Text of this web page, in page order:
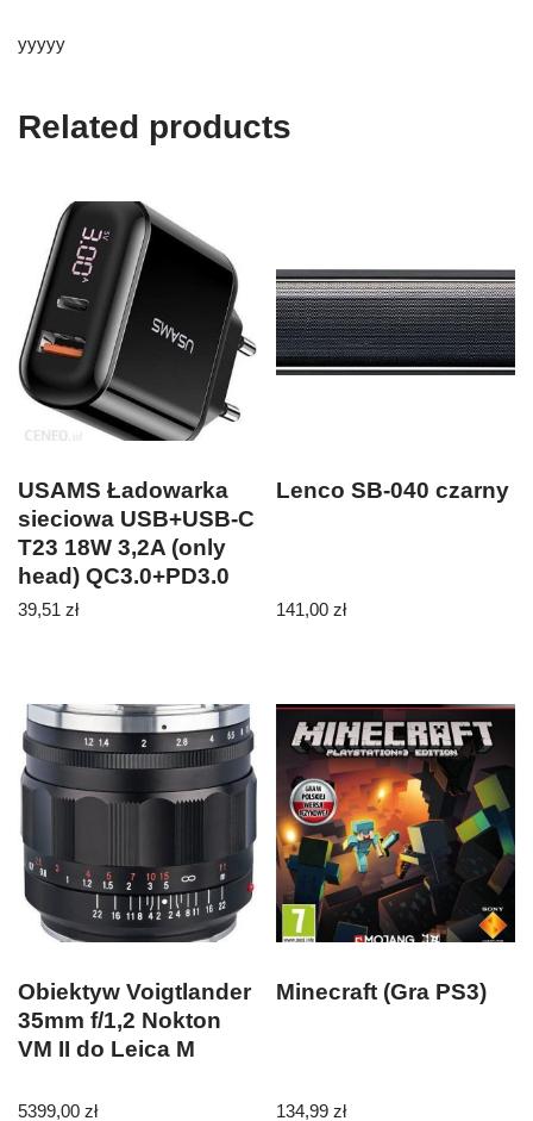
yyyyy
Related products
USAMS Ładowarka
sieciowa USB+USB-C
T23 18W 3,2A (only
head) QC3.0+PD3.0
Fast Charging
39,51 zł
Lenco SB-040 czarny
141,00zł
Obiektyw Voigtlander
35mm f/1,2 Nokton
VM II do Leica M
5399,00 zł
Minecraft (Gra PS3)
134,99zł